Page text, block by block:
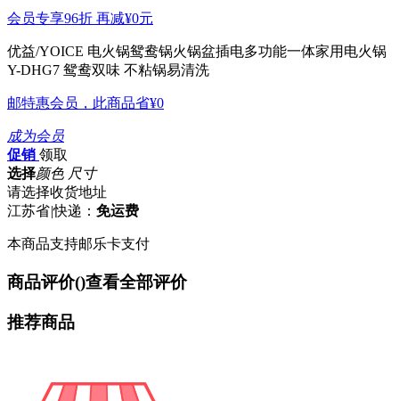
会员专享96折 再减¥0元
优益/YOICE 电火锅鸳鸯锅火锅盆插电多功能一体家用电火锅
Y-DHG7 鸳鸯双味 不粘锅易清洗
邮特惠会员，此商品省¥0
成为会员
促销 领取
选择颜色 尺寸
请选择收货地址
江苏省|快递： 免运费
本商品支持邮乐卡支付
商品评价()查看全部评价
推荐商品